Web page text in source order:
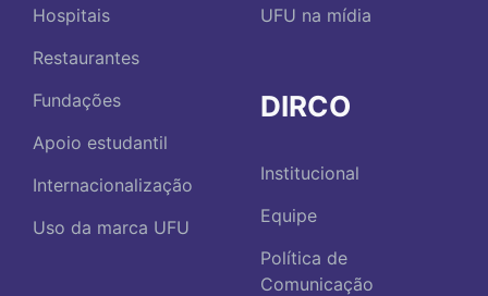
Hospitais
Restaurantes
Fundações
Apoio estudantil
Internacionalização
Uso da marca UFU
UFU na mídia
DIRCO
Institucional
Equipe
Política de
Comunicação